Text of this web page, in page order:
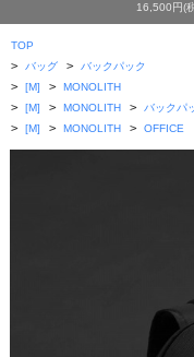
16,500円(
TOP
> バッグ > バックパック
> [M] > MONOLITH
> [M] > MONOLITH > バックパ
> [M] > MONOLITH > OFFICE